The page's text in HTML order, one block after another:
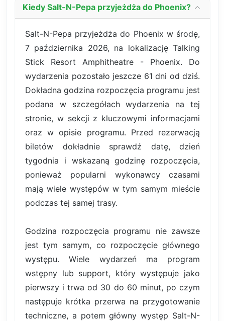
Kiedy Salt-N-Pepa przyjeżdża do Phoenix?
Salt-N-Pepa przyjeżdża do Phoenix w środę,
7 października 2026, na lokalizację Talking
Stick Resort Amphitheatre - Phoenix. Do
wydarzenia pozostało jeszcze 61 dni od dziś.
Dokładna godzina rozpoczęcia programu jest
podana w szczegółach wydarzenia na tej
stronie, w sekcji z kluczowymi informacjami
oraz w opisie programu. Przed rezerwacją
biletów dokładnie sprawdź datę, dzień
tygodnia i wskazaną godzinę rozpoczęcia,
ponieważ popularni wykonawcy czasami
mają wiele występów w tym samym mieście
podczas tej samej trasy.
Godzina rozpoczęcia programu nie zawsze
jest tym samym, co rozpoczęcie głównego
występu. Wiele wydarzeń ma program
wstępny lub support, który występuje jako
pierwszy i trwa od 30 do 60 minut, po czym
następuje krótka przerwa na przygotowanie
techniczne, a potem główny występ Salt-N-